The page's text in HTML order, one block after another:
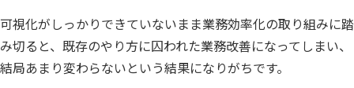
可視化がしっかりできていないまま業務効率化の取り組みに踏
み切ると、既存のやり方に囚われた業務改善になってしまい、
結局あまり変わらないという結果になりがちです。